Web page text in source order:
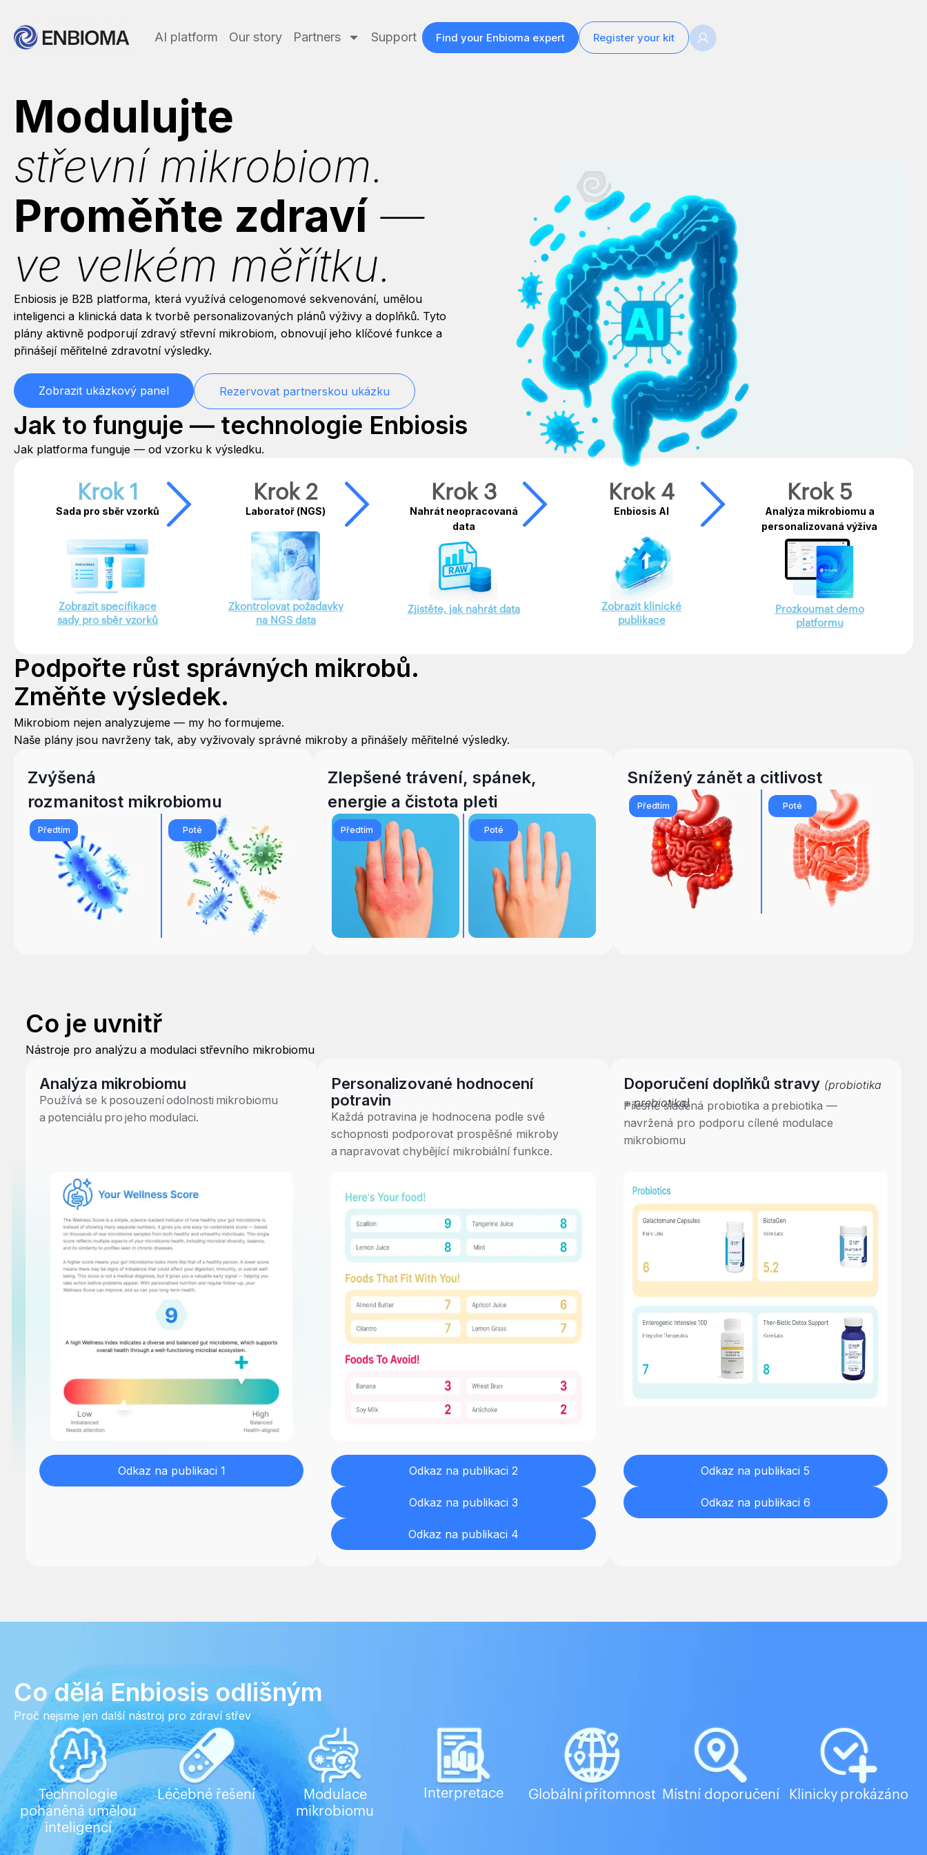
AI platform Our story Partners Support Find your Enbioma expert Register your kit
Modulujte
střevní mikrobiom.
Proměňte zdraví—
ve velkém měřítku.
Enbiosis je B2B platforma, která využívá celogenomové sekvenování, umělou
inteligenci a klinická data k tvorbě personalizovaných plánů výživy a doplňků. Tyto
plány aktivně podporují zdravý střevní mikrobiom, obnovují jeho klíčové funkce a
přinášejí měřitelné zdravotní výsledky.
Zobrazit ukázkový panel Rezervovat partnerskou ukázku
Jak to funguje — technologie Enbiosis
Jak platforma funguje — od vzorku k výsledku.
Krok 1
Sada pro sběr vzorků
Zobrazit specifikace
sady pro sběr vzorků
Krok 2
Laboratoř (NGS)
Zkontrolovat požadavky
na NGS data
Krok 3
Nahrát neopracovaná
data
Zjistěte, jak nahrát data
Krok 4
Enbiosis AI
Zobrazit klinické
publikace
Krok 5
Analýza mikrobiomu a
personalizovaná výživa
Prozkoumat demo
platformu
Podpořte růst správných mikrobů.
Změňte výsledek.
Mikrobiom nejen analyzujeme — my ho formujeme.
Naše plány jsou navrženy tak, aby vyživovaly správné mikroby a přinášely měřitelné výsledky.
Zvýšená
rozmanitost mikrobiomu
Předtím Poté
Zlepšené trávení, spánek,
energie a čistota pleti
Předtím Poté
Snížený zánět a citlivost
Předtím Poté
Co je uvnitř
Nástroje pro analýzu a modulaci střevního mikrobiomu
Analýza mikrobiomu
Používá se k posouzení odolnosti mikrobiomu
a potenciálu pro jeho modulaci.
Odkaz na publikaci 1
Personalizované hodnocení
potravin
Každá potravina je hodnocena podle své
schopnosti podporovat prospěšné mikroby
a napravovat chybějící mikrobiální funkce.
Odkaz na publikaci 2
Odkaz na publikaci 3
Odkaz na publikaci 4
Doporučení doplňků stravy (probiotika
+ prebiotika)
Přesně sladěná probiotika a prebiotika —
navržená pro podporu cílené modulace
mikrobiomu
Odkaz na publikaci 5
Odkaz na publikaci 6
Co dělá Enbiosis odlišným
Proč nejsme jen další nástroj pro zdraví střev
Technologie
poháněná umělou
inteligencí
Léčebné řešení
Modulace
mikrobiomu
Interpretace Globální přítomnost Místní doporučení Klinicky prokázáno